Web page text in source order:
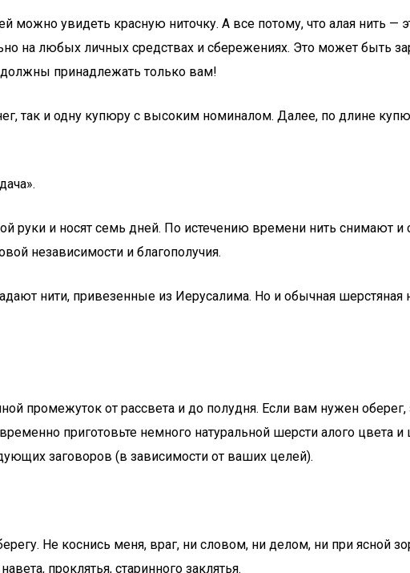
можно увидеть красную ниточку. А все потому, что алая нить
на любых личных средствах и сбережениях. Это может быть
должны принадлежать только вам!
так и одну купюру с высоким номиналом. Далее, по длине
руки и носят семь дней. По истечению времени нить снимают
независимости и благополучия.
нити, привезенные из Иерусалима. Но и обычная шерстяная
промежуток от рассвета и до полудня. Если вам нужен
приготовьте немного натуральной шерсти алого
заговоров (в зависимости от ваших целей).
Не коснись меня, враг, ни словом, ни делом, ни при ясной
проклятья, старинного заклятья.